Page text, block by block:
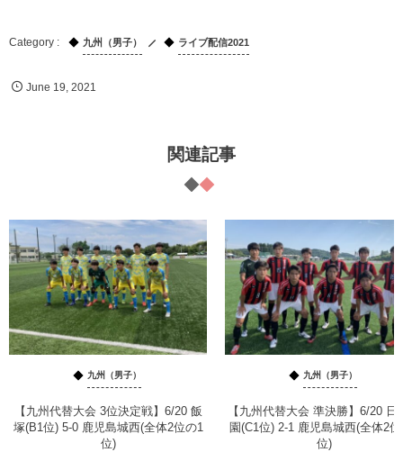
九州（男子） ライブ配信2021
June 19 ,2021
関連記事
九州（男子）
【九州代替大会 3位決定戦】6/20 飯
塚(B1位) 5-0 鹿児島城西(全体2位の1
位)
九州（男子）
【九州代替大会 準決勝】6/20 日
園(C1位) 2-1 鹿児島城西(全体2
位)